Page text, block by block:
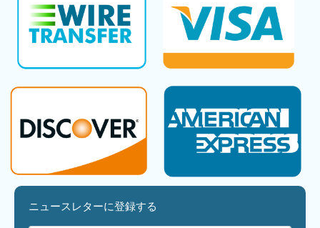
ニュースレターに登録する